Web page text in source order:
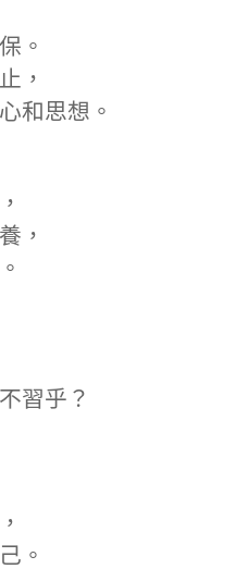
。
，
和思想。
，
習乎？
。